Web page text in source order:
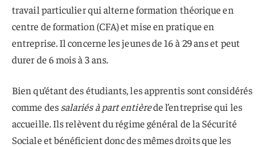
travail particulier qui alterne formation théorique en
centre de formation (CFA) et mise en pratique en
entreprise. Il concerne les jeunes de 16 à 29 ans et peut
durer de 6 mois à 3 ans.
Bien qu’étant des étudiants, les apprentis sont considérés
comme dessalariés à part entièrede l’entreprise qui les
accueille. Ils relèvent du régime général de la Sécurité
Sociale et bénéficient donc des mêmes droits que les